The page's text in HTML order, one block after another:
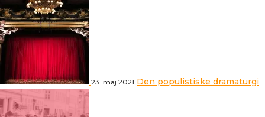
23. maj 2021 Den populistiske dramaturgi